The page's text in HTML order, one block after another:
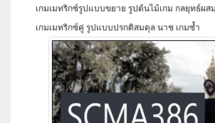
เกมเมทริกซ์รูปแบบขยาย รูปต้นไม้เกม กลยุทธ์ผส
เกมเมทริกซ์คู่ รูปแบบปรกติสมดุล นาช เกมซ้ำ